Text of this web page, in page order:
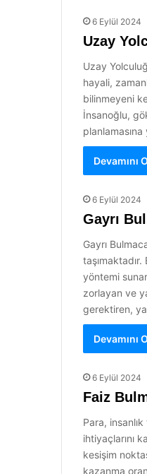
6 Eylül 2024
Uzay
Uzay
hayali,
bilinmeyeni
İnsanoğlu,
Devamını
6 Eylül 2024
Gayrı
Gayrı
yöntemi
zorlayan ve
gerektiren,
Devamını
6 Eylül 2024
Faiz
Para,
ihtiyaçlarını
kesişim
kazanma